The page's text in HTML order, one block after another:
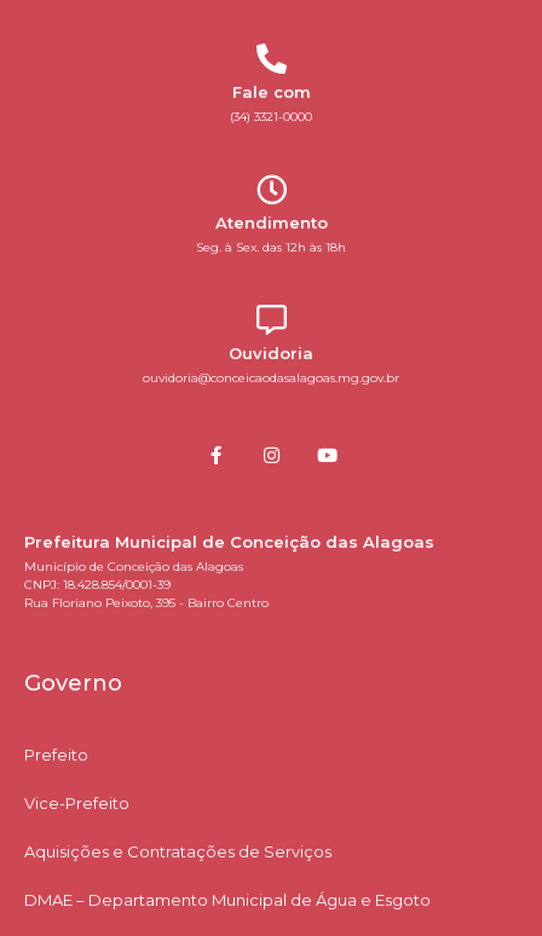
Fale com
(34) 3321-0000
Atendimento
Seg. à Sex. das 12h às 18h
Ouvidoria
ouvidoria@conceicaodasalagoas.mg.gov.br
Prefeitura Municipal de Conceição das Alagoas
Município de Conceição das Alagoas
CNPJ: 18.428.854/0001-39
Rua Floriano Peixoto, 395 - Bairro Centro
Governo
Prefeito
Vice-Prefeito
Aquisições e Contratações de Serviços​
DMAE – Departamento Municipal de Água e Esgoto